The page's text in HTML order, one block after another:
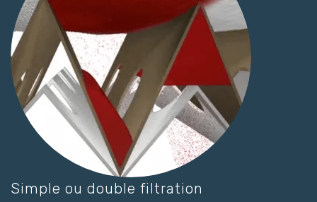
Simple ou double filtration